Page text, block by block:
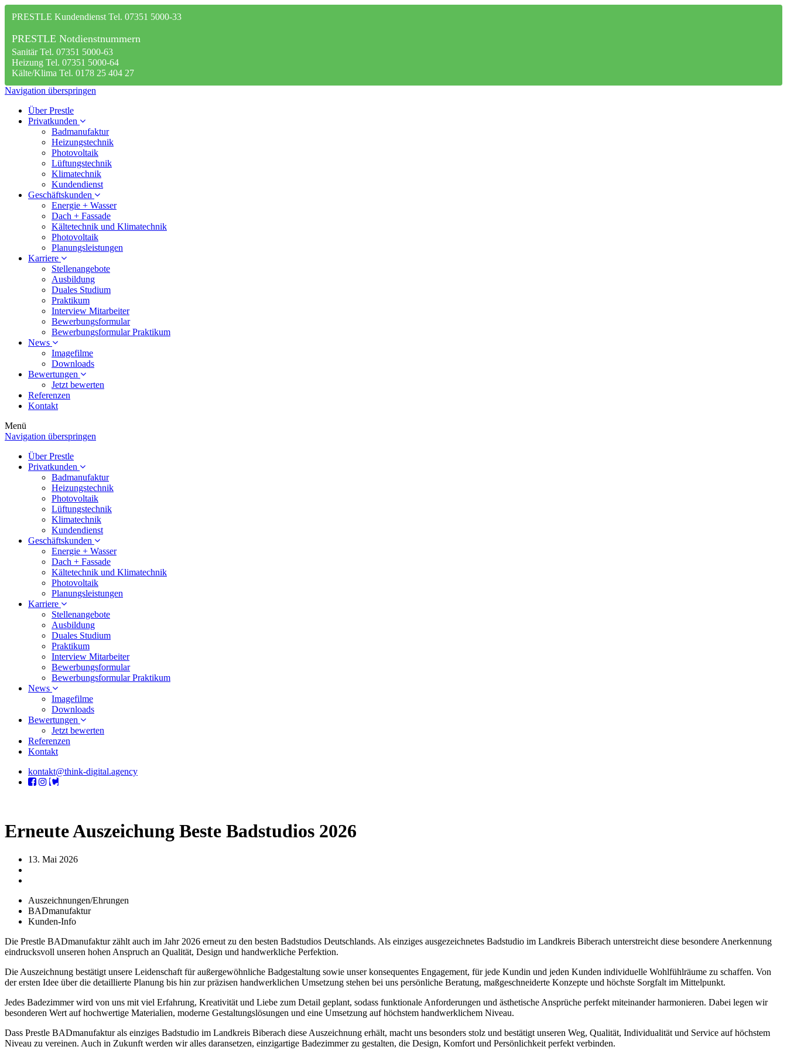
PRESTLE Kundendienst Tel. 07351 5000-33
PRESTLE Notdienstnummern
Sanitär Tel. 07351 5000-63
Heizung Tel. 07351 5000-64
Kälte/Klima Tel. 0178 25 404 27
Navigation überspringen
Über Prestle
Privatkunden
Badmanufaktur
Heizungstechnik
Photovoltaik
Lüftungstechnik
Klimatechnik
Kundendienst
Geschäftskunden
Energie + Wasser
Dach + Fassade
Kältetechnik und Klimatechnik
Photovoltaik
Planungsleistungen
Karriere
Stellenangebote
Ausbildung
Duales Studium
Praktikum
Interview Mitarbeiter
Bewerbungsformular
Bewerbungsformular Praktikum
News
Imagefilme
Downloads
Bewertungen
Jetzt bewerten
Referenzen
Kontakt
Menü
Navigation überspringen
Über Prestle
Privatkunden
Badmanufaktur
Heizungstechnik
Photovoltaik
Lüftungstechnik
Klimatechnik
Kundendienst
Geschäftskunden
Energie + Wasser
Dach + Fassade
Kältetechnik und Klimatechnik
Photovoltaik
Planungsleistungen
Karriere
Stellenangebote
Ausbildung
Duales Studium
Praktikum
Interview Mitarbeiter
Bewerbungsformular
Bewerbungsformular Praktikum
News
Imagefilme
Downloads
Bewertungen
Jetzt bewerten
Referenzen
Kontakt
kontakt@think-digital.agency
Erneute Auszeichung Beste Badstudios 2026
13. Mai 2026
Auszeichnungen/Ehrungen
BADmanufaktur
Kunden-Info
Die Prestle BADmanufakturzählt auch im Jahr 2026 erneut zu den besten Badstudios Deutschlands. Als einziges ausgezeichnetes Badstudio im Landkreis Biberach unterstreicht diese besondere Anerkennung
eindrucksvoll unseren hohen Anspruch an Qualität, Design und handwerkliche Perfektion.
Die Auszeichnung bestätigt unsere Leidenschaft für außergewöhnliche Badgestaltung sowie unser konsequentes Engagement, für jede Kundin und jeden Kunden individuelle Wohlfühlräume zu schaffen. Von
der ersten Idee über die detaillierte Planung bis hin zur präzisen handwerklichen Umsetzung stehen bei uns persönliche Beratung, maßgeschneiderte Konzepte und höchste Sorgfalt im Mittelpunkt.
Jedes Badezimmer wird von uns mit viel Erfahrung, Kreativität und Liebe zum Detail geplant, sodass funktionale Anforderungen und ästhetische Ansprüche perfekt miteinander harmonieren. Dabei legen wir
besonderen Wert auf hochwertige Materialien, moderne Gestaltungslösungen und eine Umsetzung auf höchstem handwerklichem Niveau.
Dass Prestle BADmanufakturals einziges Badstudio im Landkreis Biberach diese Auszeichnung erhält, macht uns besonders stolz und bestätigt unseren Weg, Qualität, Individualität und Service auf höchstem
Niveau zu vereinen. Auch in Zukunft werden wir alles daransetzen, einzigartige Badezimmer zu gestalten, die Design, Komfort und Persönlichkeit perfekt verbinden.